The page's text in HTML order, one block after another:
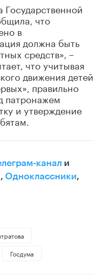
Государственной
что
в
должна быть
средств», –
что учитывая
движения детей
правильно
патронажем
и утверждение
канал и
, Одноклассники,
Госдума